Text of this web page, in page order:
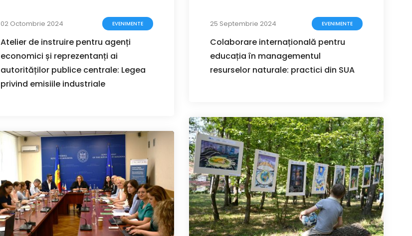
02 Octombrie 2024 EVENIMENTE
Atelier de instruire pentru agenți
economici și reprezentanți ai
autorităților publice centrale: Legea
privind emisiile industriale
25 Septembrie 2024 EVENIMENTE
Colaborare internațională pentru
educația în managementul
resurselor naturale: practici din SUA